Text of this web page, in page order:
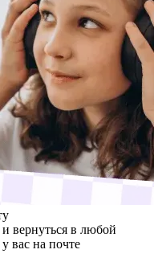
вернуться в любой
вас на почте